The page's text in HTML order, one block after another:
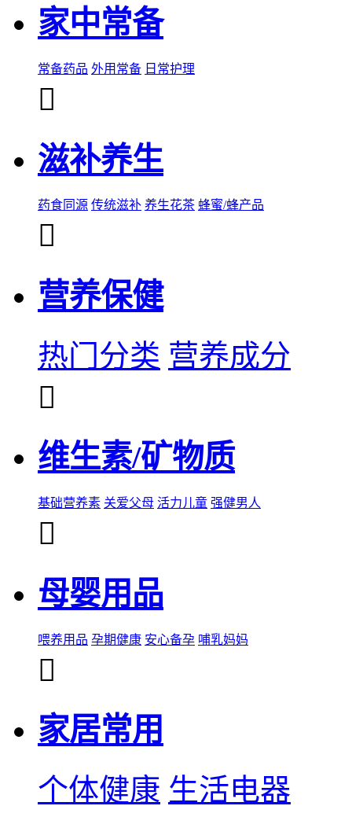
家中常备
常备药品 外用常备 日常护理

滋补养生
药食同源 传统滋补 养生花茶 蜂蜜/蜂产品

营养保健
热门分类 营养成分

维生素/矿物质
基础营养素 关爱父母 活力儿童 强健男人

母婴用品
喂养用品 孕期健康 安心备孕 哺乳妈妈

家居常用
个体健康 生活电器